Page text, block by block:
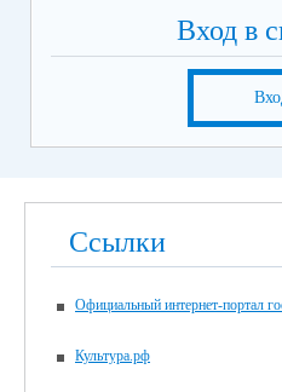
Вход в
Ссылки
Официальный интернет-портал
Культура.рф